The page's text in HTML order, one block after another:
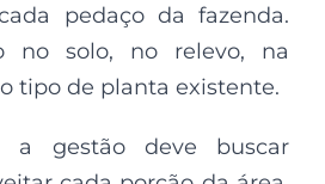
pedaço da fazenda.
no solo, no relevo, na
tipo de planta existente.
a gestão deve buscar